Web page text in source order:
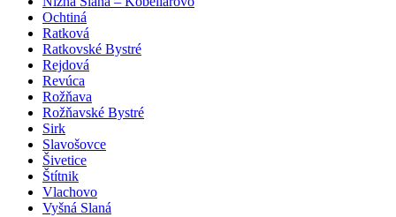
Ochtiná
Ratková
Ratkovské Bystré
Rejdová
Revúca
Rožňava
Rožňavské Bystré
Sirk
Slavošovce
Šivetice
Štítnik
Vlachovo
Vyšná Slaná